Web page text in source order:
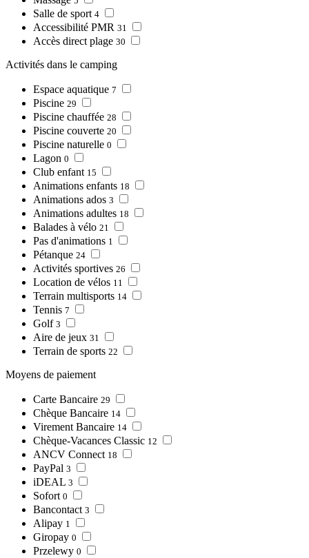
Salle de sport 4
Accessibilité PMR 31
Accès direct plage 30
Activités dans le camping
Espace aquatique 7
Piscine 29
Piscine chauffée 28
Piscine couverte 20
Piscine naturelle 0
Lagon 0
Club enfant 15
Animations enfants 18
Animations ados 3
Animations adultes 18
Balades à vélo 21
Pas d'animations 1
Pétanque 24
Activités sportives 26
Location de vélos 11
Terrain multisports 14
Tennis 7
Golf 3
Aire de jeux 31
Terrain de sports 22
Moyens de paiement
Carte Bancaire 29
Chèque Bancaire 14
Virement Bancaire 14
Chèque-Vacances Classic 12
ANCV Connect 18
PayPal 3
iDEAL 3
Sofort 0
Bancontact 3
Alipay 1
Giropay 0
Przelewy 0